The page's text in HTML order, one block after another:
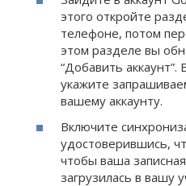
этого откройте
телефоне, потом
этом разделе вы
“Добавить
укажите
вашему аккаунту.
Включите
удостоверившись,
чтобы ваша
загрузилась в вашу